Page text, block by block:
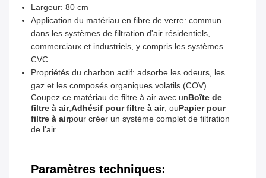
Largeur: 80 cm
Application du matériau en fibre de verre: commun
dans les systèmes de filtration d'air résidentiels,
commerciaux et industriels, y compris les systèmes
CVC
Propriétés du charbon actif: adsorbe les odeurs, les
gaz et les composés organiques volatils (COV)
Coupez ce matériau de filtre à air avec unBoîte de
filtre à air,Adhésif pour filtre à air, ouPapier pour
filtre à airpour créer un système complet de filtration
de l'air.
Paramètres techniques: